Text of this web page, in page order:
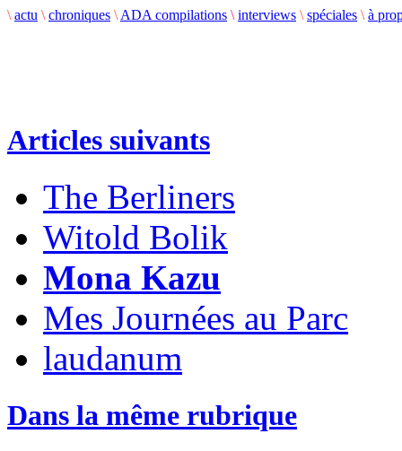
\ actu \ chroniques \ ADA compilations \ interviews \ spéciales \ à
Articles suivants
The Berliners
Witold Bolik
Mona Kazu
Mes Journées au Parc
laudanum
Dans la même rubrique